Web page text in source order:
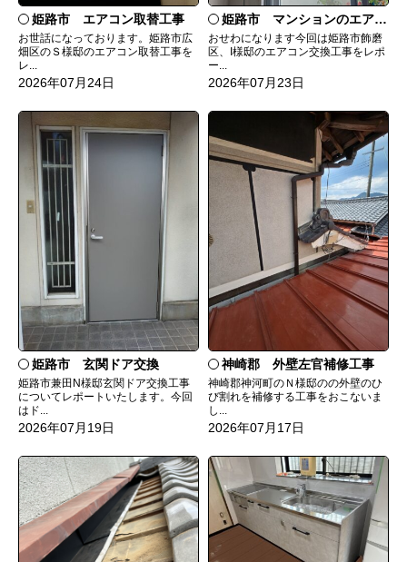
姫路市 エアコン取替工事
お世話になっております。姫路市広
畑区のＳ様邸のエアコン取替工事を
レ...
2026年07月24日
姫路市 マンションのエアコンをダイキンRXへ交換
おせわになります今回は姫路市飾磨
区、I様邸のエアコン交換工事をレポ
ー...
2026年07月23日
姫路市 玄関ドア交換
姫路市兼田N様邸玄関ドア交換工事
についてレポートいたします。今回
はド...
2026年07月19日
神崎郡 外壁左官補修工事
神崎郡神河町のＮ様邸のの外壁のひ
び割れを補修する工事をおこないま
し...
2026年07月17日